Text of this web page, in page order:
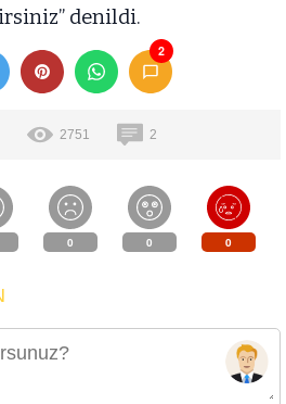
denildi.
2
2751 2
0 0 0